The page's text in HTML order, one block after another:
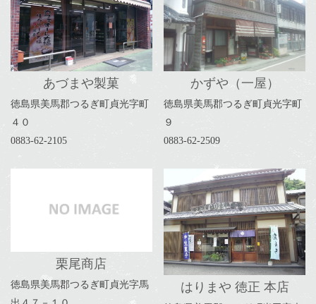
あづまや製菓
徳島県美馬郡つるぎ町貞光字町
４０
0883-62-2105
かずや（一屋）
徳島県美馬郡つるぎ町貞光字町
９
0883-62-2509
栗尾商店
徳島県美馬郡つるぎ町貞光字馬
はりまや 徳正 本店